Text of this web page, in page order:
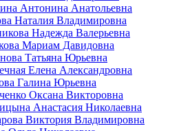
Антонина Анатольевна
Наталия Владимировна
Надежда Валерьевна
Мариам Давидовна
Татьяна Юрьевна
Елена Александровна
Галина Юрьевна
Оксана Викторовна
Анастасия Николаевна
Виктория Владимировна